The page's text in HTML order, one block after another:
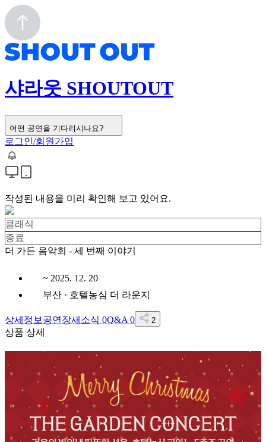
샤라웃 SHOUTOUT
어떤 공연을 기다리시나요?
로그인/회원가입
작성된 내용을 미리 확인해 보고 있어요.
클래식
종료
더 가든 음악회 - 세 번째 이야기
~ 2025. 12. 20
부산 · 호텔농심 더 라운지
상세정보 공연장새소식 0Q&A 0 2
상품 상세